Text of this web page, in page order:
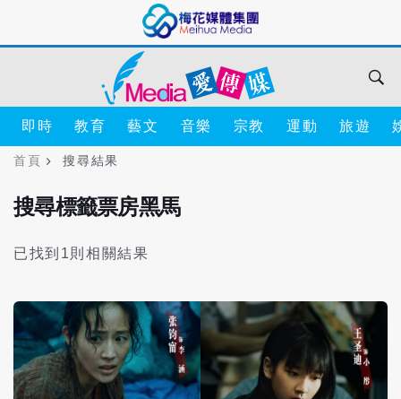
即時 教育 藝文 音樂 宗教 運動 旅遊
首頁 搜尋結果
搜尋標籤票房黑馬
已找到1則相關結果